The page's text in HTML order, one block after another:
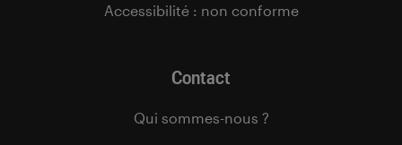
Accessibilité : non conforme
Contact
Qui sommes-nous ?